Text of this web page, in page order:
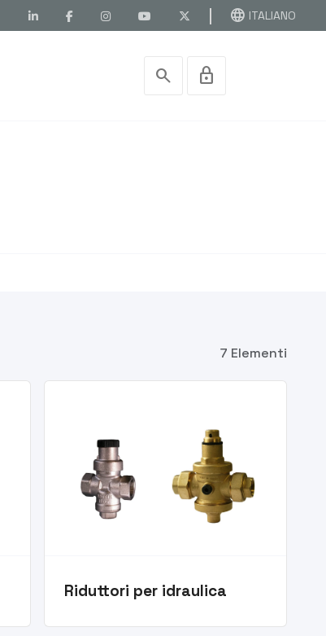
language ITALIANO
search lock
7 Elementi
Riduttori per idraulica